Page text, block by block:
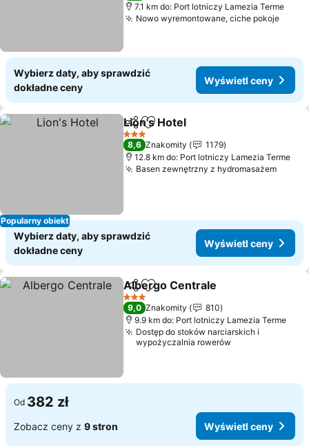
7.1 km do: Port lotniczy Lamezia Terme
Nowo wyremontowane, ciche pokoje
Wybierz daty, aby sprawdzić
dokładne ceny
Wyświetl ceny
Popularny obiekt
Udostępnij
Dodaj do ulubionych
Lion's Hotel
3 Kategoria
8,6 Znakomity
1179
12.8 km do: Port lotniczy Lamezia Terme
Basen zewnętrzny z hydromasażem
Wybierz daty, aby sprawdzić
dokładne ceny
Wyświetl ceny
Udostępnij
Dodaj do ulubionych
Albergo Centrale
3 Kategoria
9,0 Znakomity
810
9.9 km do: Port lotniczy Lamezia Terme
Dostęp do stoków narciarskich i
wypożyczalnia rowerów
Od 382 zł
Zobacz ceny z 9 stron Wyświetl ceny